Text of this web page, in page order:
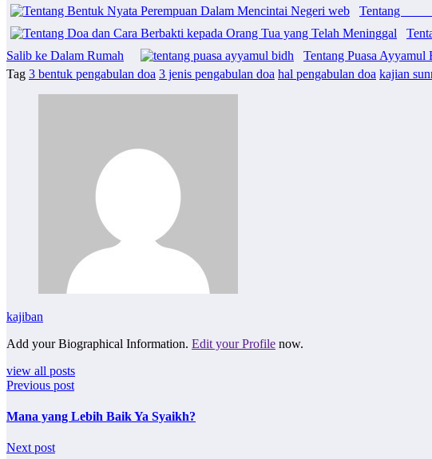
Salib ke Dalam Rumah
Tentang Puasa Ayyamul
Tag 3 bentuk pengabulan doa 3 jenis pengabulan doa hal pengabulan doa kajian
kajiban
Add your Biographical Information. Edit your Profile now.
view all posts
Previous post
Mana yang Lebih Baik Ya Syaikh?
Next post